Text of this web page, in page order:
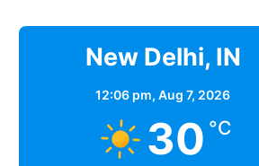
New Delhi, IN
12:06 pm, Aug 7, 2026
30 °C